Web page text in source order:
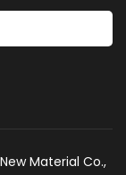
Material Co.,